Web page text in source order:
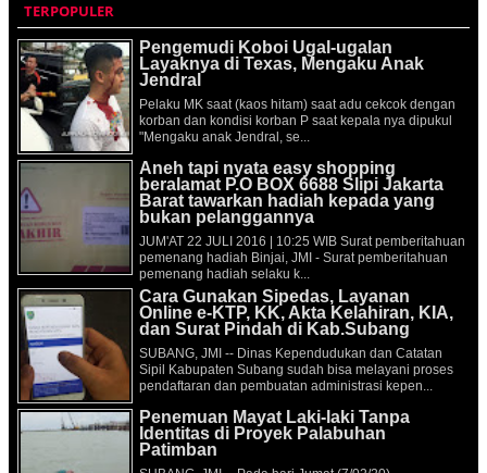
TERPOPULER
Pengemudi Koboi Ugal-ugalan
Layaknya di Texas, Mengaku Anak
Jendral
Pelaku MK saat (kaos hitam) saat adu cekcok dengan
korban dan kondisi korban P saat kepala nya dipukul
"Mengaku anak Jendral, se...
Aneh tapi nyata easy shopping
beralamat P.O BOX 6688 Slipi Jakarta
Barat tawarkan hadiah kepada yang
bukan pelanggannya
JUM'AT 22 JULI 2016 | 10:25 WIB Surat pemberitahuan
pemenang hadiah Binjai, JMI - Surat pemberitahuan
pemenang hadiah selaku k...
Cara Gunakan Sipedas, Layanan
Online e-KTP, KK, Akta Kelahiran, KIA,
dan Surat Pindah di Kab.Subang
SUBANG, JMI -- Dinas Kependudukan dan Catatan
Sipil Kabupaten Subang sudah bisa melayani proses
pendaftaran dan pembuatan administrasi kepen...
Penemuan Mayat Laki-laki Tanpa
Identitas di Proyek Palabuhan
Patimban